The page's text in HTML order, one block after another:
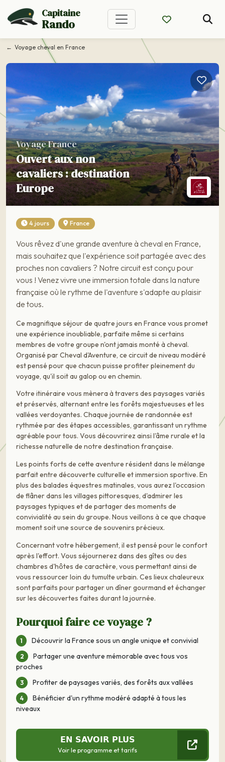
Capitaine
Rando
Voyage cheval en France
Voyage France
Ouvert aux non
cavaliers : destination
Europe
4 jours France
Vous rêvez d'une grande aventure à cheval en France,
mais souhaitez que l'expérience soit partagée avec des
proches non cavaliers ? Notre circuit est conçu pour
vous ! Venez vivre une immersion totale dans la nature
française où le rythme de l'aventure s'adapte au plaisir
de tous.
Ce magnifique séjour de quatre jours en France vous promet
une expérience inoubliable, parfaite même si certains
membres de votre groupe n'ont jamais monté à cheval.
Organisé par Cheval d'Aventure, ce circuit de niveau modéré
est pensé pour que chacun puisse profiter pleinement du
voyage, qu'il soit au galop ou en chemin.
Votre itinéraire vous mènera à travers des paysages variés
et préservés, alternant entre les forêts majestueuses et les
vallées verdoyantes. Chaque journée de randonnée est
rythmée par des étapes accessibles, garantissant un rythme
agréable pour tous. Vous découvrirez ainsi l'âme rurale et la
richesse naturelle de notre destination française.
Les points forts de cette aventure résident dans le mélange
parfait entre découverte culturelle et immersion sportive. En
plus des balades équestres matinales, vous aurez l'occasion
de flâner dans les villages pittoresques, d'admirer les
paysages typiques et de partager des moments de
convivialité au sein du groupe. Nous veillons à ce que chaque
moment soit une source de souvenirs précieux.
Concernant votre hébergement, il est pensé pour le confort
après l'effort. Vous séjournerez dans des gîtes ou des
chambres d'hôtes de caractère, vous permettant ainsi de
vous ressourcer loin du tumulte urbain. Ces lieux chaleureux
sont parfaits pour partager un dîner gourmand et échanger
sur les découvertes faites durant la journée.
Pourquoi faire ce voyage ?
Découvrir la France sous un angle unique et convivial
Partager une aventure mémorable avec tous vos
proches
Profiter de paysages variés, des forêts aux vallées
Bénéficier d'un rythme modéré adapté à tous les
niveaux
EN SAVOIR PLUS
Voir le programme et tarifs